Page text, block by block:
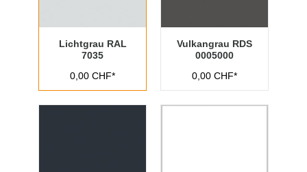
Lichtgrau RAL
7035
0,00 CHF*
Vulkangrau RDS
0005000
0,00 CHF*